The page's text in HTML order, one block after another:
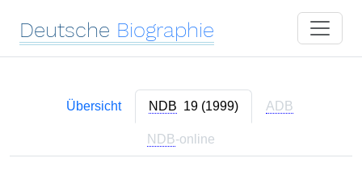
Deutsche Biographie
Übersicht NDB 19 (1999) ADB
NDB-online